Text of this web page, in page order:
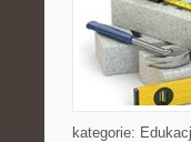
kategorie: